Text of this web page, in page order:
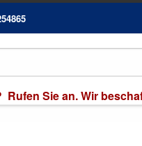
Sie an. Wir